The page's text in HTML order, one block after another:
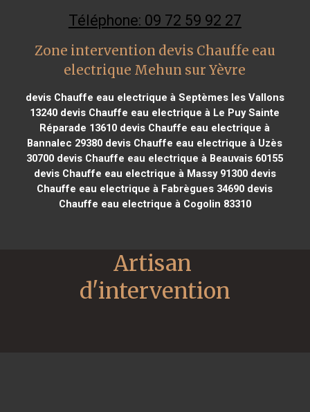
Téléphone: 09 72 59 92 27
Zone intervention devis Chauffe eau
electrique Mehun sur Yèvre
devis Chauffe eau electrique à Septèmes les Vallons
13240 devis Chauffe eau electrique à Le Puy Sainte
Réparade 13610 devis Chauffe eau electrique à
Bannalec 29380 devis Chauffe eau electrique à Uzès
30700 devis Chauffe eau electrique à Beauvais 60155
devis Chauffe eau electrique à Massy 91300devis
Chauffe eau electrique à Fabrègues 34690 devis
Chauffe eau electrique à Cogolin 83310
Artisan
d'intervention